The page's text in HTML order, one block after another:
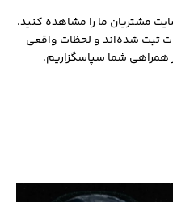
مشتریان ما را مشاهده کنید.
ثبت شده‌اند و لحظات واقعی
همراهی شما سپاسگزاریم.